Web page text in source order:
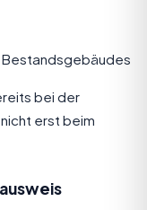
Bestandsgebäudes
bei der
erst beim